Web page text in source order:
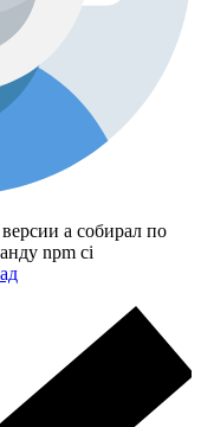
а собирал по
npm ci